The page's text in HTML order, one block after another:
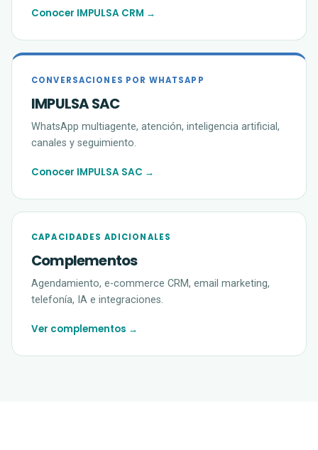
Conocer IMPULSA CRM →
CONVERSACIONES POR WHATSAPP
IMPULSA SAC
WhatsApp multiagente, atención, inteligencia artificial,
canales y seguimiento.
Conocer IMPULSA SAC →
CAPACIDADES ADICIONALES
Complementos
Agendamiento, e-commerce CRM, email marketing,
telefonía, IA e integraciones.
Ver complementos →